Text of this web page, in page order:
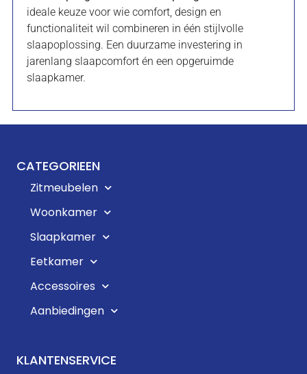
ideale keuze voor wie comfort, design en
functionaliteit wil combineren in één stijlvolle
slaapoplossing. Een duurzame investering in
jarenlang slaapcomfort én een opgeruimde
slaapkamer.
CATEGORIEEN
Zitmeubelen
Woonkamer
Slaapkamer
Eetkamer
Accessoires
Aanbiedingen
KLANTENSERVICE